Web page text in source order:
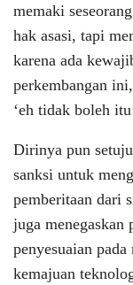
memaki
hak asasi, tapi
karena ada
perkembangan
‘eh tidak boleh
Dirinya pun
sanksi untuk
pemberitaan dari
juga menegaskan
penyesuaian
kemajuan